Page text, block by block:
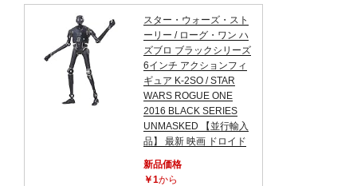
スター・ウォーズ・スト
ーリー / ローグ・ワン ハ
ズブロ ブラックシリーズ
6インチ アクションフィ
ギュア K-2SO / STAR
WARS ROGUE ONE
2016 BLACK SERIES
UNMASKED 【並行輸入
品】 最新 映画 ドロイド
新品価格
￥1から